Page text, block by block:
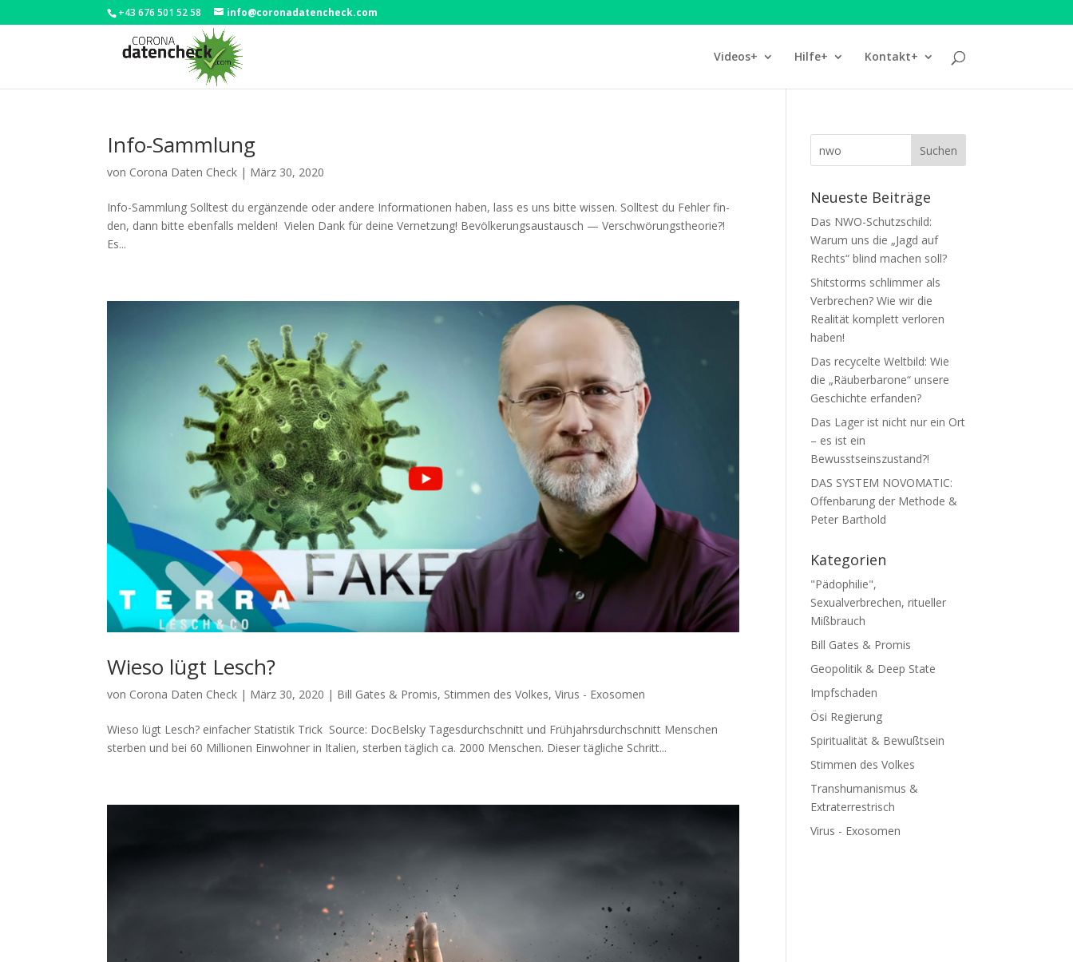
+43 676 501 52 58 info@coronadatencheck.com
Videos+ Hilfe+ Kontakt+
Info-Sammlung
von Corona Daten Check | März 30, 2020
Info-Samm­lung Soll­test du ergän­zen­de oder ande­re Infor­ma­tio­nen haben, lass es uns bit­te wis­sen. Soll­test du Feh­ler fin­
den, dann bit­te eben­falls mel­den! Vie­len Dank für dei­ne Vernetzung! Bevöl­ke­rungs­aus­tausch — Verschwörungstheorie?!
Es...
Wieso lügt Lesch?
von Corona Daten Check | März 30, 2020 | Bill Gates & Promis, Stimmen des Volkes,Virus - Exosomen
Wieso lügt Lesch? ein­fa­cher Sta­tis­tik Trick Source: Doc­Belsky Tages­durch­schnitt und Frühjahrsdurchschnitt Men­schen
ster­ben und bei 60 Mil­lio­nen Ein­woh­ner in Ita­li­en, ster­ben täg­lich ca. 2000 Men­schen. Die­ser täg­li­che Schritt...
Neueste Beiträge
Das NWO-Schutzschild:
Warum uns die „Jagd auf
Rechts“ blind machen soll?
Shitstorms schlimmer als
Verbrechen? Wie wir die
Realität komplett verloren
haben!
Das recycelte Weltbild: Wie
die „Räuberbarone“ unsere
Geschichte erfanden?
Das Lager ist nicht nur ein Ort
– es ist ein
Bewusstseinszustand?!
DAS SYSTEM NOVOMATIC:
Offenbarung der Methode &
Peter Barthold
Kategorien
"Pädophilie",
Sexualverbrechen, ritueller
Mißbrauch
Bill Gates & Promis
Geopolitik & Deep State
Impfschaden
Ösi Regierung
Spiritualität & Bewußtsein
Stimmen des Volkes
Transhumanismus &
Extraterrestrisch
Virus - Exosomen